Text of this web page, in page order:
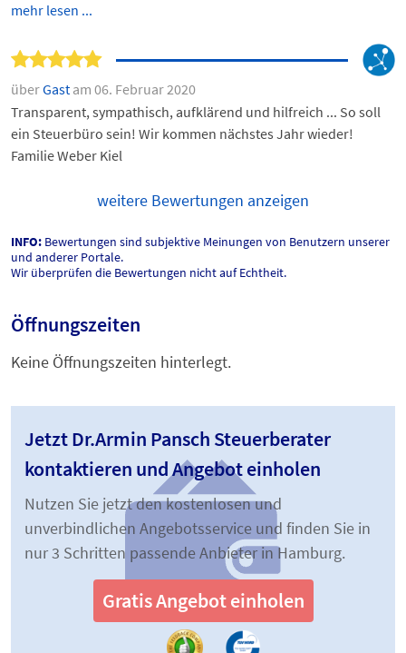
mehr lesen ...
überGast am 06. Februar 2020
Transparent, sympathisch, aufklärend und hilfreich ... So soll
ein Steuerbüro sein! Wir kommen nächstes Jahr wieder!
Familie Weber Kiel
weitere Bewertungen anzeigen
INFO: Bewertungen sind subjektive Meinungen von Benutzern unserer
und anderer Portale.
Wir überprüfen die Bewertungen nicht auf Echtheit.
Öffnungszeiten
Keine Öffnungszeiten hinterlegt.
Jetzt Dr.Armin Pansch Steuerberater
kontaktieren und Angebot einholen
Nutzen Sie jetzt den kostenlosen und
unverbindlichen Angebotsservice und finden Sie in
nur 3 Schritten passende Anbieter in Hamburg.
Gratis Angebot einholen